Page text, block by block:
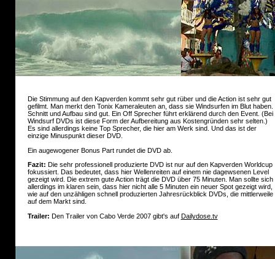
Die Stimmung auf den Kapverden kommt sehr gut rüber und die Action ist sehr gut
gefilmt. Man merkt den Tonix Kameraleuten an, dass sie Windsurfen im Blut haben.
Schnitt und Aufbau sind gut. Ein Off Sprecher führt erklärend durch den Event. (Bei
Windsurf DVDs ist diese Form der Aufbereitung aus Kostengründen sehr selten.)
Es sind allerdings keine Top Sprecher, die hier am Werk sind. Und das ist der
einzige Minuspunkt dieser DVD.
Ein augewogener Bonus Part rundet die DVD ab.
Fazit: Die sehr professionell produzierte DVD ist nur auf den Kapverden Worldcup
fokussiert. Das bedeutet, dass hier Wellenreiten auf einem nie dagewsenen Level
gezeigt wird. Die extrem gute Action trägt die DVD über 75 Minuten. Man sollte sich
allerdings im klaren sein, dass hier nicht alle 5 Minuten ein neuer Spot gezeigt wird,
wie auf den unzähligen schnell produzierten Jahresrückblick DVDs, die mittlerweile
auf dem Markt sind.
Trailer: Den Trailer von Cabo Verde 2007 gibt's auf Dailydose.tv